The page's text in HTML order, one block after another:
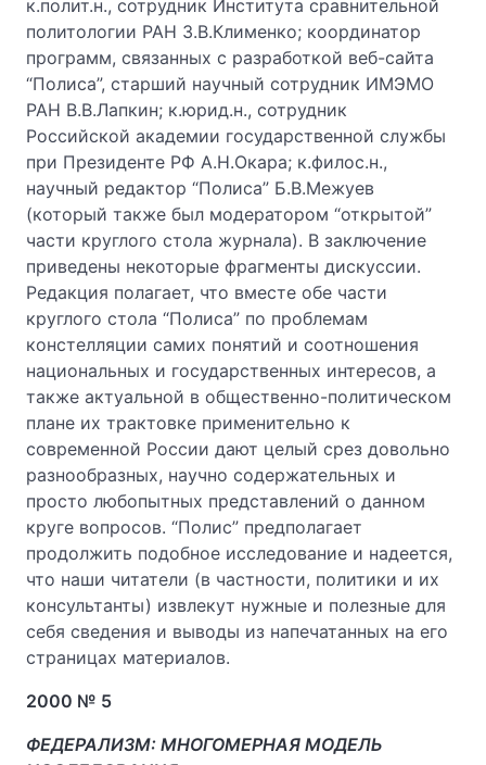
к.полит.н., сотрудник Института сравнительной
политологии РАН З.В.Клименко; координатор
программ, связанных с разработкой веб-сайта
“Полиса”, старший научный сотрудник ИМЭМО
РАН В.В.Лапкин; к.юрид.н., сотрудник
Российской академии государственной службы
при Президенте РФ А.Н.Окара; к.филос.н.,
научный редактор “Полиса” Б.В.Межуев
(который также был модератором “открытой”
части круглого стола журнала). В заключение
приведены некоторые фрагменты дискуссии.
Редакция полагает, что вместе обе части
круглого стола “Полиса” по проблемам
констелляции самих понятий и соотношения
национальных и государственных интересов, а
также актуальной в общественно-политическом
плане их трактовке применительно к
современной России дают целый срез довольно
разнообразных, научно содержательных и
просто любопытных представлений о данном
круге вопросов. “Полис” предполагает
продолжить подобное исследование и надеется,
что наши читатели (в частности, политики и их
консультанты) извлекут нужные и полезные для
себя сведения и выводы из напечатанных на его
страницах материалов.
2000 № 5
ФЕДЕРАЛИЗМ: МНОГОМЕРНАЯ МОДЕЛЬ